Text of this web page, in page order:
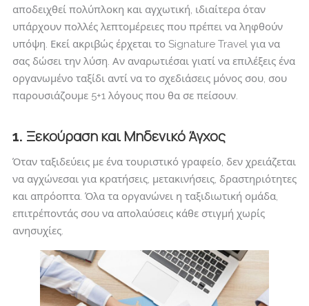
αποδειχθεί πολύπλοκη και αγχωτική, ιδιαίτερα όταν
υπάρχουν πολλές λεπτομέρειες που πρέπει να ληφθούν
υπόψη. Εκεί ακριβώς έρχεται το Signature Travel για να
σας δώσει την λύση. Αν αναρωτιέσαι γιατί να επιλέξεις ένα
οργανωμένο ταξίδι αντί να το σχεδιάσεις μόνος σου, σου
παρουσιάζουμε 5+1 λόγους που θα σε πείσουν.
1. Ξεκούραση και Μηδενικό Άγχος
Όταν ταξιδεύεις με ένα τουριστικό γραφείο, δεν χρειάζεται
να αγχώνεσαι για κρατήσεις, μετακινήσεις, δραστηριότητες
και απρόοπτα. Όλα τα οργανώνει η ταξιδιωτική ομάδα,
επιτρέποντάς σου να απολαύσεις κάθε στιγμή χωρίς
ανησυχίες.